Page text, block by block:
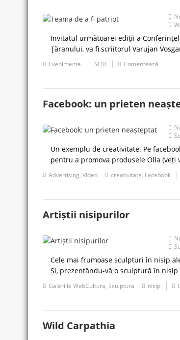
Invitatul următoarei ediţii a
Ţăranului, va fi scriitorul Varujan
Evenimente MȚR Comentează
Facebook: un prieten
Un exemplu de creativitate. Pe
pentru a promova produsele Olla (veți
Advertising, Video creativitate, Facebook
Artiștii nisipurilor
Cele mai frumoase sculpturi în nisip
Și, prezentându-vă o sculptură în
Galeriile WebCultura, Sculptura nisip
Wild Carpathia